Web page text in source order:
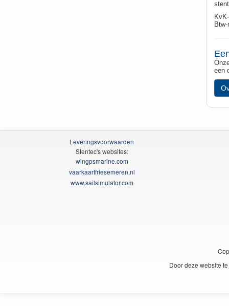
een
Leveringsvoorwaarden
Stentec's websites:
wingpsmarine.com
vaarkaartfriesemeren.nl
www.sailsimulator.com
Door deze website